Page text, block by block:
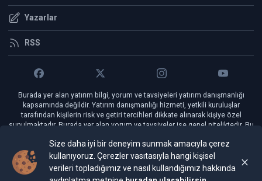
Yazarlar
RSS
Burada yer alan yatırım bilgi, yorum ve tavsiyeleri yatırım danışmanlığı
kapsamında değildir. Yatırım danışmanlığı hizmeti, yetkili kuruluşlar
tarafından kişilerin risk ve getiri tercihleri dikkate alınarak kişiye özel
sunulmaktadır. Burada yer alan yorum ve tavsiyeler ise genel niteliktedir. Bu
Bu nedenle, sadece burada yer alan bilgilere dayanılarak yatırım kararı
verilmesi beklentilerinize uygun sonuçlar doğurmayabilir.
Size daha iyi bir deneyim sunmak amacıyla çerez
kullanıyoruz. Çerezler vasıtasıyla hangi kişisel
verileri topladığımız ve nasıl kullandığımız hakkında